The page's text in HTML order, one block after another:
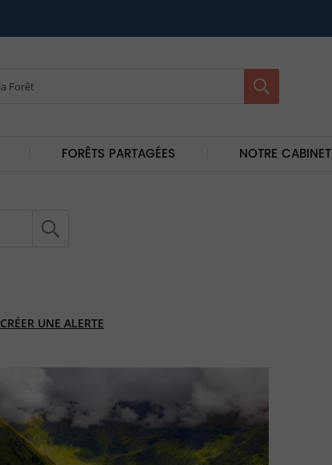
FORÊTS PARTAGÉES NOTRE CABINET
CRÉER UNE ALERTE